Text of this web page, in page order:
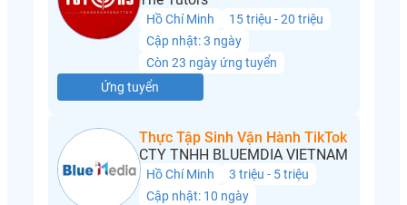
Hồ Chí Minh
15 triệu - 20 triệu
Cập nhật: 3 ngày
Còn 23 ngày ứng tuyển
Ứng tuyển
Thực Tập Sinh Vận Hành TikTok
CTY TNHH BLUEMDIA VIETNAM
Hồ Chí Minh
3 triệu - 5 triệu
Cập nhật: 10 ngày